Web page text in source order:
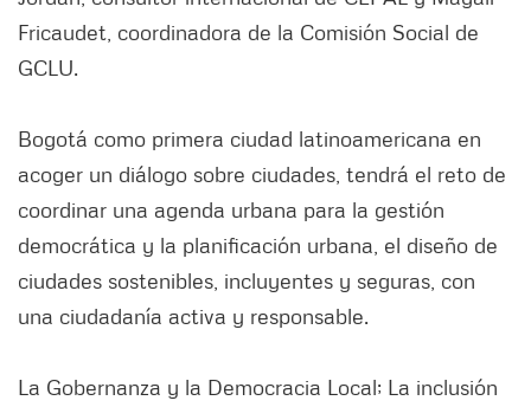
Fricaudet, coordinadora de la Comisión Social de
GCLU.
Bogotá como primera ciudad latinoamericana en
acoger un diálogo sobre ciudades, tendrá el reto de
coordinar una agenda urbana para la gestión
democrática y la planificación urbana, el diseño de
ciudades sostenibles, incluyentes y seguras, con
una ciudadanía activa y responsable.
La Gobernanza y la Democracia Local; La inclusión